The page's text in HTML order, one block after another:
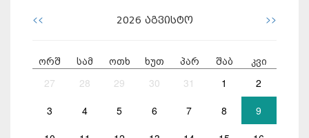
<< 2026 აგვისტო >>
ორშ სამ ოთხ ხუთ პარ შაბ კვი
27 28 29 30 31 1 2
3 4 5 6 7 8 9